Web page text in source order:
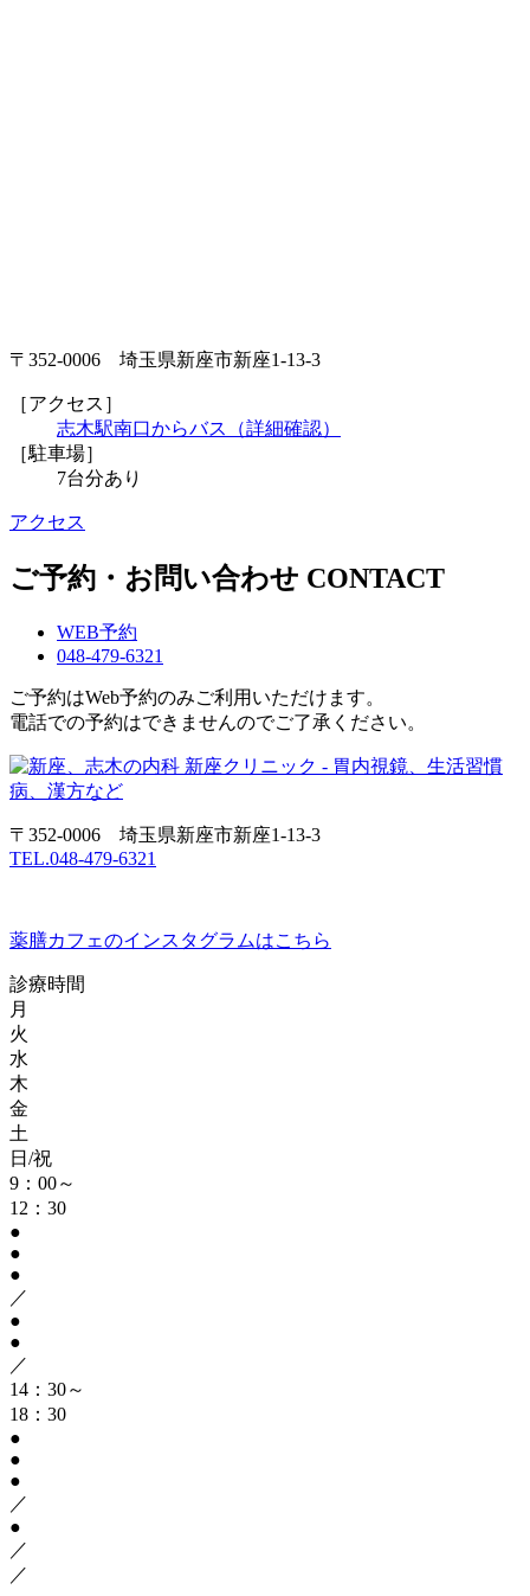
〒352-0006 埼玉県新座市新座1-13-3
［アクセス］
志木駅南口からバス（詳細確認）
［駐車場］
7台分あり
アクセス
ご予約・お問い合わせ CONTACT
WEB予約
048-479-6321
ご予約はWeb予約のみご利用いただけます。
電話での予約はできませんのでご了承ください。
〒352-0006 埼玉県新座市新座1-13-3
TEL.048-479-6321
薬膳カフェのインスタグラムはこちら
診療時間
月
火
水
木
金
土
日/祝
9：00～
12：30
●
●
●
／
●
●
／
14：30～
18：30
●
●
●
／
●
／
／